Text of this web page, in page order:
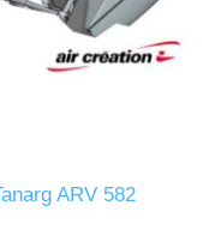
ARV 582